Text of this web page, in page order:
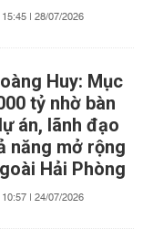
15:45 | 28/07/2026
Huy: Mục
tỷ nhờ bàn
án, lãnh đạo
năng mở rộng
Hải Phòng
10:57 | 24/07/2026